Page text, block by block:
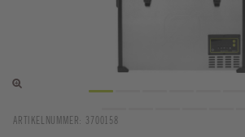
ARTIKELNUMMER: 3700158